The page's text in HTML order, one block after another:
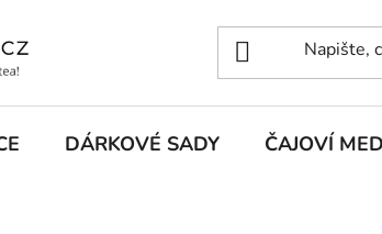
DÁRKOVÉ SADY ČAJOVÍ